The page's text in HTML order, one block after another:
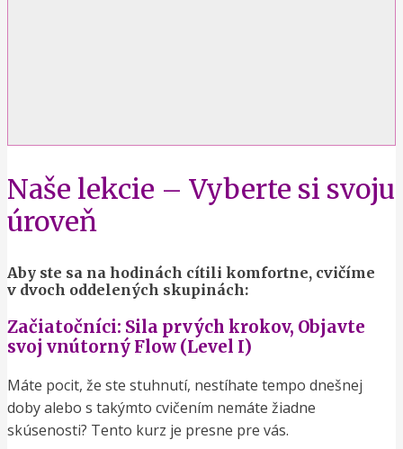
Naše lekcie – Vyberte si svoju
úroveň
Aby ste sa na hodinách cítili komfortne, cvičíme
v dvoch oddelených skupinách:
Začiatočníci: Sila prvých krokov, Objavte
svoj vnútorný Flow (Level I)
Máte pocit, že ste stuhnutí, nestíhate tempo dnešnej
doby alebo s takýmto cvičením nemáte žiadne
skúsenosti? Tento kurz je presne pre vás.